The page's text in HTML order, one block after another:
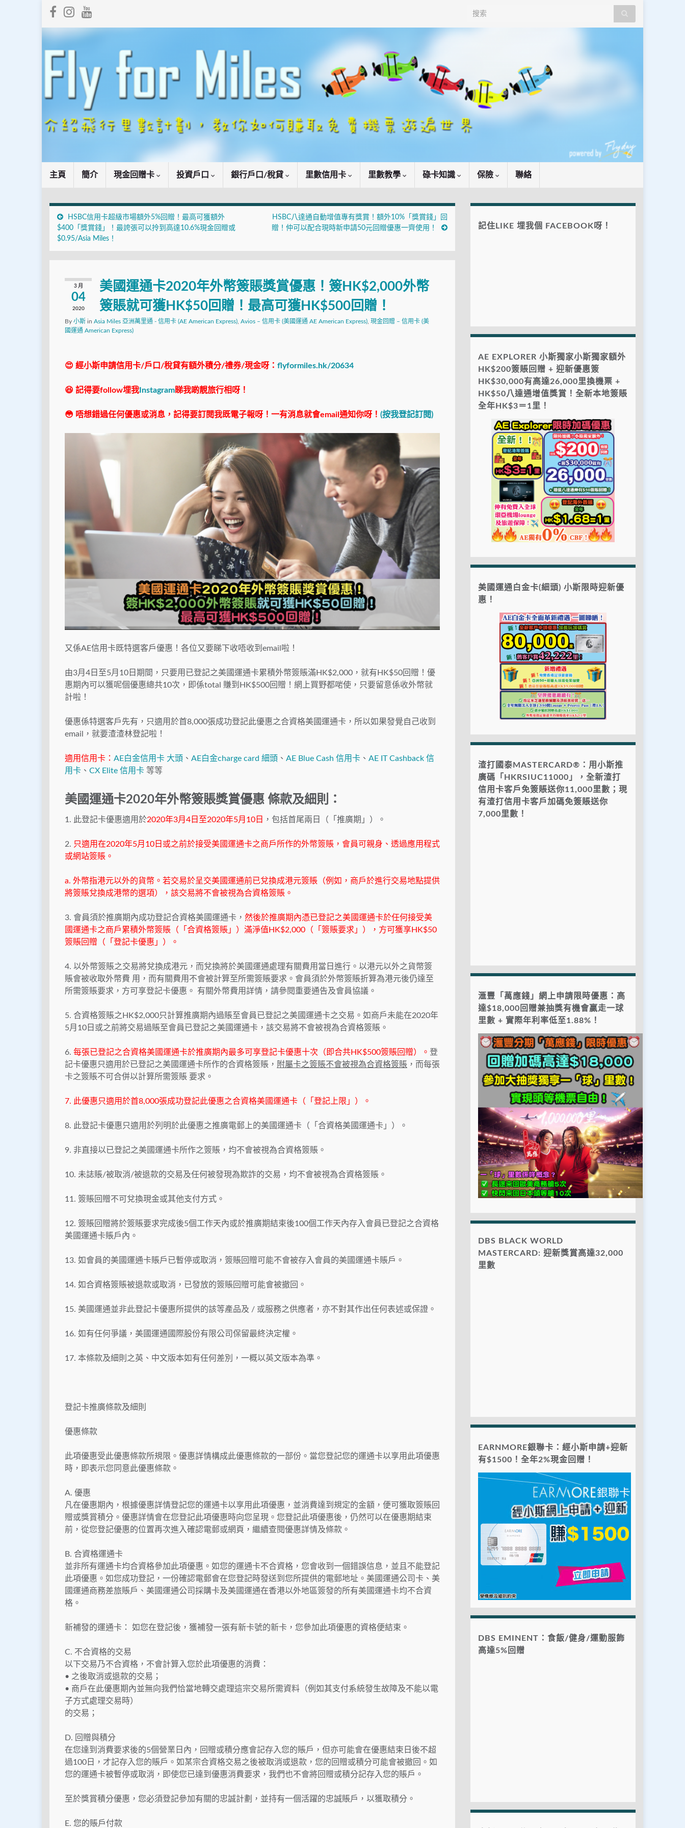
Search for:
主頁 簡介 現金回贈卡 投資戶口 銀行戶口/稅貸 里數信用卡 里數教學 碌卡知識 保險 聯絡
HSBC信用卡超級市場額外5%回贈！最高可獲額外
$400「獎賞錢」！最誇張可以拎到高達10.6%現金回贈或
$0.95/Asia Miles！
HSBC八達通自動增值專有獎賞！額外10%「獎賞錢」回
贈！仲可以配合現時新申請50元回贈優惠一齊使用！
3 月
04
2020
美國運通卡2020年外幣簽賬獎賞優惠！簽HK$2,000外幣
簽賬就可獲HK$50回贈！最高可獲HK$500回贈！
By 小斯 in Asia Miles 亞洲萬里通 - 信用卡 (AE American Express) Avios – 信用卡 (美國運通 AE American Express) 現金回贈 – 信用卡 (美
國運通 American Express)
😍 經小斯申請信用卡/戶口/稅貸有額外積分/禮券/現金呀： flyformiles.hk/20634
😆 記得要follow埋我 Instagram睇我啲靚旅行相呀！
😳 唔想錯過任何優惠或消息，記得要訂閱我既電子報呀！一有消息就會email通知你呀！ (按我登記訂閱)
又係AE信用卡既特選客戶優惠！各位又要睇下收唔收到email啦！
由3月4日至5月10日期間，只要用已登記之美國運通卡累積外幣簽賬滿HK$2,000，就有HK$50回贈！優
惠期內可以獲呢個優惠總共10次，即係total 賺到HK$500回贈！網上買野都啱使，只要留意係收外幣就
計啦！
優惠係特選客戶先有，只適用於首8,000張成功登記此優惠之合資格美國運通卡，所以如果發覺自己收到
email，就要渣渣林登記啦！
適用信用卡： AE白金信用卡 大頭 、 AE白金charge card 細頭 、 AE Blue Cash 信用卡 、 AE IT Cashback 信
用卡 、 CX Elite 信用卡 等等
美國運通卡2020年外幣簽賬獎賞優惠 條款及細則：
1. 此登記卡優惠適用於2020年3月4日至2020年5月10日 ，包括首尾兩日（「推廣期」）。
2. 只適用在2020年5月10日或之前於接受美國運通卡之商戶所作的外幣簽賬，會員可親身、透過應用程式
或網站簽賬。
a. 外幣指港元以外的貨幣。若交易於呈交美國運通前已兌換成港元簽賬（例如，商戶於進行交易地點提供
將簽賬兌換成港幣的選項），該交易將不會被視為合資格簽賬。
3. 會員須於推廣期內成功登記合資格美國運通卡， 然後於推廣期內憑已登記之美國運通卡於任何接受美
國運通卡之商戶累積外幣簽賬（「合資格簽賬」）滿淨值HK$2,000（「簽賬要求」），方可獲享HK$50
簽賬回贈（「登記卡優惠」）。
4. 以外幣簽賬之交易將兌換成港元，而兌換將於美國運通處理有關費用當日進行。以港元以外之貨幣簽
賬會被收取外幣費 用，而有關費用不會被計算至所需簽賬要求。會員須於外幣簽賬折算為港元後仍達至
所需簽賬要求，方可享登記卡優惠。 有關外幣費用詳情，請參閱重要通告及會員協議。
5. 合資格簽賬之HK$2,000只計算推廣期內過賬至會員已登記之美國運通卡之交易。如商戶未能在2020年
5月10日或之前將交易過賬至會員已登記之美國運通卡，該交易將不會被視為合資格簽賬。
6. 每張已登記之合資格美國運通卡於推廣期內最多可享登記卡優惠十次（即合共HK$500簽賬回贈）。 登
記卡優惠只適用於已登記之美國運通卡所作的合資格簽賬， 附屬卡之簽賬不會被視為合資格簽賬 ，而每張
卡之簽賬不可合併以計算所需簽賬 要求。
7. 此優惠只適用於首8,000張成功登記此優惠之合資格美國運通卡（「登記上限」）。
8. 此登記卡優惠只適用於列明於此優惠之推廣電郵上的美國運通卡（「合資格美國運通卡」）。
9. 非直接以已登記之美國運通卡所作之簽賬，均不會被視為合資格簽賬。
10. 未誌賬/被取消/被退款的交易及任何被發現為欺詐的交易，均不會被視為合資格簽賬。
11. 簽賬回贈不可兌換現金或其他支付方式。
12. 簽賬回贈將於簽賬要求完成後5個工作天內或於推廣期結束後100個工作天內存入會員已登記之合資格
美國運通卡賬戶內。
13. 如會員的美國運通卡賬戶已暫停或取消，簽賬回贈可能不會被存入會員的美國運通卡賬戶。
14. 如合資格簽賬被退款或取消，已發放的簽賬回贈可能會被撤回。
15. 美國運通並非此登記卡優惠所提供的該等產品及 / 或服務之供應者，亦不對其作出任何表述或保證。
16. 如有任何爭議，美國運通國際股份有限公司保留最終決定權。
17. 本條款及細則之英、中文版本如有任何差別，一概以英文版本為準。
登記卡推廣條款及細則
優惠條款
此項優惠受此優惠條款所規限。優惠詳情構成此優惠條款的一部份。當您登記您的運通卡以享用此項優惠
時，即表示您同意此優惠條款。
A. 優惠
凡在優惠期內，根據優惠詳情登記您的運通卡以享用此項優惠，並消費達到規定的金額，便可獲取簽賬回
贈或獎賞積分。優惠詳情會在您登記此項優惠時向您呈現。您登記此項優惠後，仍然可以在優惠期結束
前，從您登記優惠的位置再次進入確認電郵或網頁，繼續查閱優惠詳情及條款。
B. 合資格運通卡
並非所有運通卡均合資格參加此項優惠。如您的運通卡不合資格，您會收到一個錯誤信息，並且不能登記
此項優惠。如您成功登記，一份確認電郵會在您登記時發送到您所提供的電郵地址。美國運通公司卡、美
國運通商務差旅賬戶、美國運通公司採購卡及美國運通在香港以外地區簽發的所有美國運通卡均不合資
格。
新補發的運通卡： 如您在登記後，獲補發一張有新卡號的新卡，您參加此項優惠的資格便結束。
C. 不合資格的交易
以下交易乃不合資格，不會計算入您於此項優惠的消費：
• 之後取消或退款的交易；
• 商戶在此優惠期內並無向我們恰當地轉交處理這宗交易所需資料（例如其支付系統發生故障及不能以電
子方式處理交易時）
的交易；
D. 回贈與積分
在您達到消費要求後的5個營業日內，回贈或積分應會記存入您的賬戶，但亦可能會在優惠結束日後不超
過100日，才記存入您的賬戶。如某宗合資格交易之後被取消或退款，您的回贈或積分可能會被撤回。如
您的運通卡被暫停或取消，即使您已達到優惠消費要求，我們也不會將回贈或積分記存入您的賬戶。
至於獎賞積分優惠，您必須登記參加有關的忠誠計劃，並持有一個活躍的忠誠賬戶，以獲取積分。
E. 您的賬戶付款
記住LIKE 埋我個 FACEBOOK呀！
AE EXPLORER 小斯獨家小斯獨家額外
HK$200簽賬回贈 + 迎新優惠簽
HK$30,000有高達26,000里換機票 +
HK$50八達通增值獎賞！全新本地簽賬
全年HK$3＝1里！
美國運通白金卡(細頭) 小斯限時迎新優
惠！
渣打國泰MASTERCARD®：用小斯推
廣碼「HKRSIUC11000」，全新渣打
信用卡客戶免簽賬送你11,000里數；現
有渣打信用卡客戶加碼免簽賬送你
7,000里數！
滙豐「萬應錢」網上申請限時優惠：高
達$18,000回贈兼抽獎有機會贏走一球
里數 + 實際年利率低至1.88%！
DBS BLACK WORLD
MASTERCARD: 迎新獎賞高達32,000
里數
EARNMORE銀聯卡：經小斯申請+迎新
有$1500！全年2%現金回贈！
DBS EMINENT：食飯/健身/運動服飾
高達5%回贈